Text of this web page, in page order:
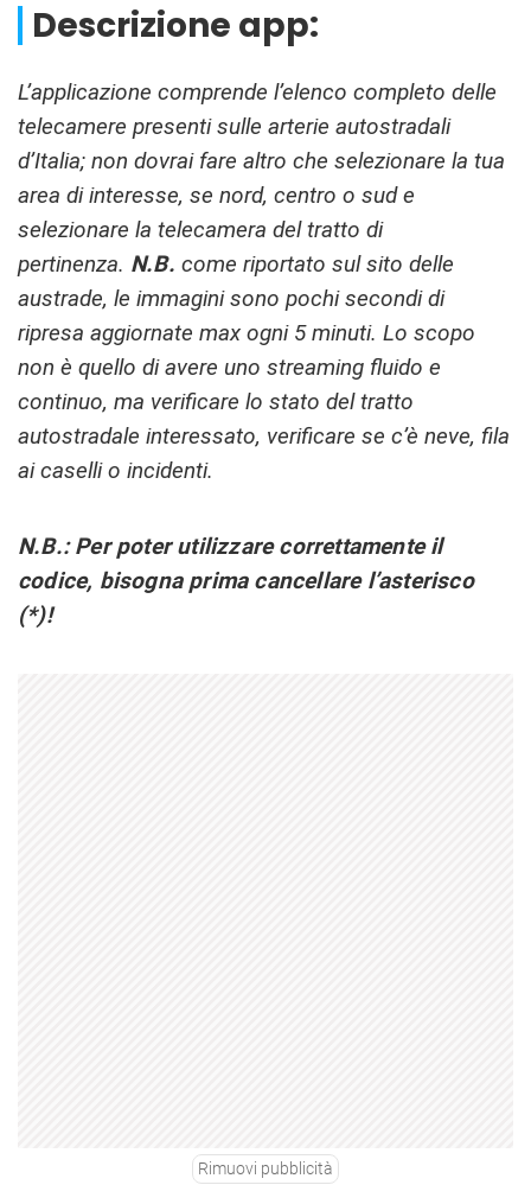
Descrizione app:
L’applicazione comprende l’elenco completo delle
telecamere presenti sulle arterie autostradali
d’Italia; non dovrai fare altro che selezionare la tua
area di interesse, se nord, centro o sud e
selezionare la telecamera del tratto di
pertinenza. N.B. come riportato sul sito delle
austrade, le immagini sono pochi secondi di
ripresa aggiornate max ogni 5 minuti. Lo scopo
non è quello di avere uno streaming fluido e
continuo, ma verificare lo stato del tratto
autostradale interessato, verificare se c’è neve, fila
ai caselli o incidenti.
N.B.: Per poter utilizzare correttamente il
codice, bisogna prima cancellare l’asterisco
(*)!
Rimuovi pubblicità